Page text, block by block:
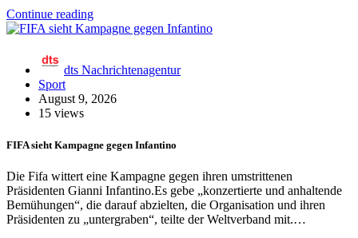
Continue reading
dts Nachrichtenagentur
Sport
August 9, 2026
15 views
FIFA sieht Kampagne gegen Infantino
Die Fifa wittert eine Kampagne gegen ihren umstrittenen
Präsidenten Gianni Infantino.Es gebe „konzertierte und anhaltende
Bemühungen“, die darauf abzielten, die Organisation und ihren
Präsidenten zu „untergraben“, teilte der Weltverband mit.…